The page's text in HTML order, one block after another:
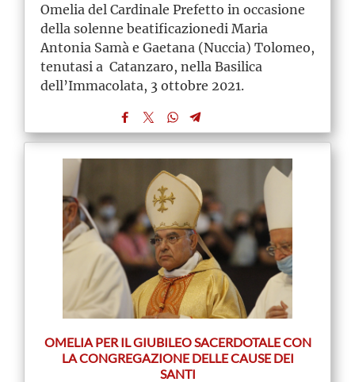
Omelia del Cardinale Prefetto in occasione
della solenne beatificazionedi Maria
Antonia Samà e Gaetana (Nuccia) Tolomeo,
tenutasi a Catanzaro, nella Basilica
dell’Immacolata, 3 ottobre 2021.
OMELIA PER IL GIUBILEO SACERDOTALE CON
LA CONGREGAZIONE DELLE CAUSE DEI
SANTI